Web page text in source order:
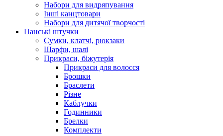
Набори для видряпування
Інші канцтовари
Набори для дитячої творчості
Панські штучки
Сумки, клатчі, рюкзаки
Шарфи, шалі
Прикраси, біжутерія
Прикраси для волосся
Брошки
Браслети
Різне
Каблучки
Годинники
Брелки
Комплекти